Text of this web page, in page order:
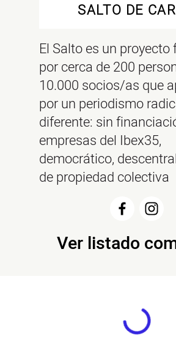
SALTO DE
El Salto es un
por cerca de 200
10.000 socios/as que
por un periodismo
diferente: sin
empresas del Ibex35,
democrático,
de propiedad colectiva
Ver listado